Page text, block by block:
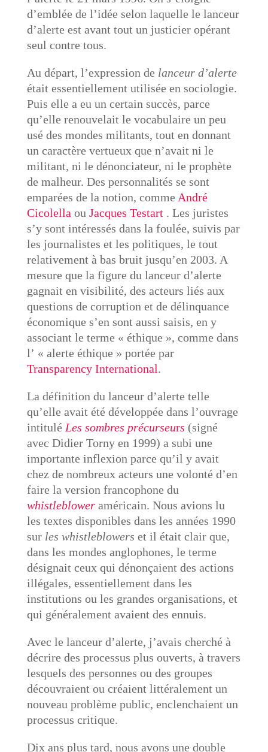
d’emblée de l’idée selon laquelle le lanceur
d’alerte est avant tout un justicier opérant
seul contre tous.
Au départ, l’expression de lanceur d’alerte
était essentiellement utilisée en sociologie.
Puis elle a eu un certain succès, parce
qu’elle renouvelait le vocabulaire un peu
usé des mondes militants, tout en donnant
un caractère vertueux que n’avait ni le
militant, ni le dénonciateur, ni le prophète
de malheur. Des personnalités se sont
emparées de la notion, comme André
Cicolella ou Jacques Testart. Les juristes
s’y sont intéressés dans la foulée, suivis par
les journalistes et les politiques, le tout
relativement à bas bruit jusqu’en 2003. A
mesure que la figure du lanceur d’alerte
gagnait en visibilité, des acteurs liés aux
questions de corruption et de délinquance
économique s’en sont aussi saisis, en y
associant le terme « éthique », comme dans
l’ « alerte éthique » portée par
Transparency International.
La définition du lanceur d’alerte telle
qu’elle avait été développée dans l’ouvrage
intitulé Les sombres précurseurs (signé
avec Didier Torny en 1999) a subi une
importante inflexion parce qu’il y avait
chez de nombreux acteurs une volonté d’en
faire la version francophone du
whistleblower américain. Nous avions lu
les textes disponibles dans les années 1990
sur les whistleblowers et il était clair que,
dans les mondes anglophones, le terme
désignait ceux qui dénonçaient des actions
illégales, essentiellement dans les
institutions ou les grandes organisations, et
qui généralement avaient des ennuis.
Avec le lanceur d’alerte, j’avais cherché à
décrire des processus plus ouverts, à travers
lesquels des personnes ou des groupes
découvraient ou créaient littéralement un
nouveau problème public, enclenchaient un
processus critique.
Dix ans plus tard, nous avons une double